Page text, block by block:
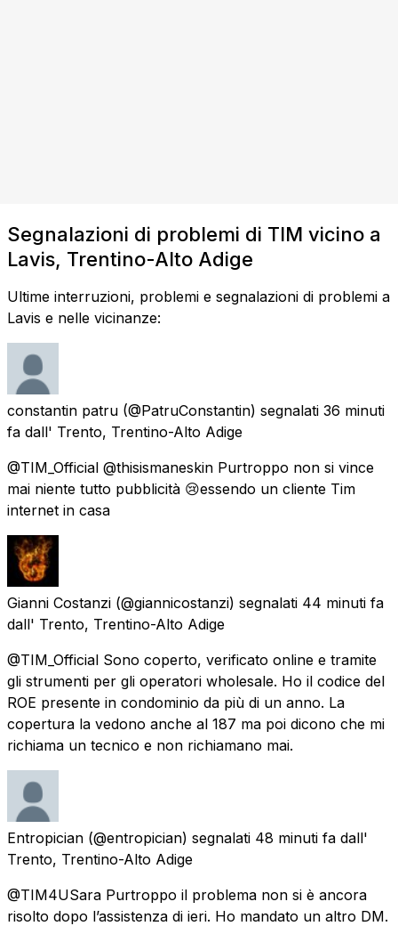
Segnalazioni di problemi di TIM vicino a
Lavis, Trentino-Alto Adige
Ultime interruzioni, problemi e segnalazioni di problemi a
Lavis e nelle vicinanze:
constantin patru (@PatruConstantin) segnalati 36 minuti
fa dall' Trento, Trentino-Alto Adige
@TIM_Official @thisismaneskin Purtroppo non si vince
mai niente tutto pubblicità 😢essendo un cliente Tim
internet in casa
Gianni Costanzi (@giannicostanzi) segnalati 44 minuti fa
dall' Trento, Trentino-Alto Adige
@TIM_Official Sono coperto, verificato online e tramite
gli strumenti per gli operatori wholesale. Ho il codice del
ROE presente in condominio da più di un anno. La
copertura la vedono anche al 187 ma poi dicono che mi
richiama un tecnico e non richiamano mai.
Entropician (@entropician) segnalati 48 minuti fa dall'
Trento, Trentino-Alto Adige
@TIM4USara Purtroppo il problema non si è ancora
risolto dopo l’assistenza di ieri. Ho mandato un altro DM.